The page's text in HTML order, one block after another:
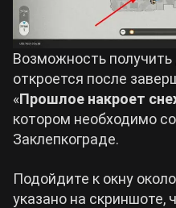
Возможность
откроется после
«Прошлое накроет
котором необходимо
Заклепкограде.
Подойдите к окну
указано на